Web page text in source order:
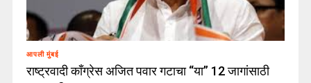
आपली मुंबई
राष्ट्रवादी काँग्रेस अजित पवार गटाचा “या” 12 जागांसाठी